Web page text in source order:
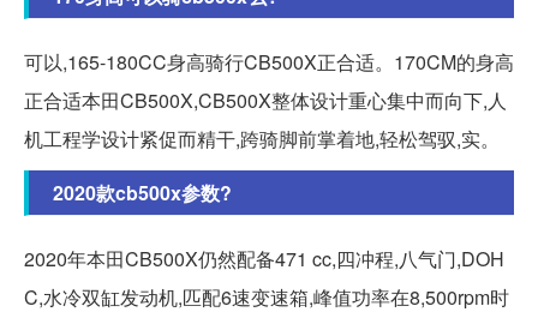
可以,165-180CC身高骑行CB500X正合适。170CM的身高
正合适本田CB500X,CB500X整体设计重心集中而向下,人
机工程学设计紧促而精干,跨骑脚前掌着地,轻松驾驭,实。
2020款cb500x参数?
2020年本田CB500X仍然配备471 cc,四冲程,八气门,DOH
C,水冷双缸发动机,匹配6速变速箱,峰值功率在8,500rpm时